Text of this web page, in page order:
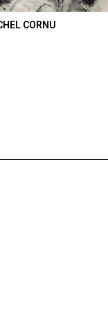
CORNU